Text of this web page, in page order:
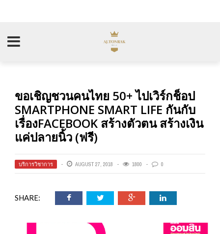
ขอเชิญชวนคนไทย 50+ ไปเวิร์กช็อป
SMARTPHONE SMART LIFE กันกับ
เรื่องFACEBOOK สร้างตัวตน สร้างเงิน
แค่ปลายนิ้ว (ฟรี)
บริการวิชาการ AUGUST 27, 2018 1800 0
SHARE: